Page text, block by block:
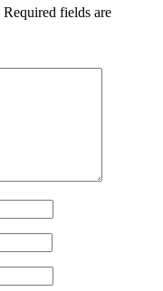
Required fields are